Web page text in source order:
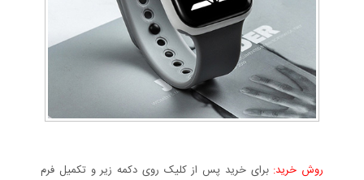
روش خرید: برای خرید پس از کلیک روی دکمه زیر و تکمیل فرم